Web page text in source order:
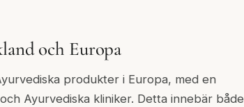
och Europa
produkter i Europa, med en
Ayurvediska kliniker. Detta innebär både